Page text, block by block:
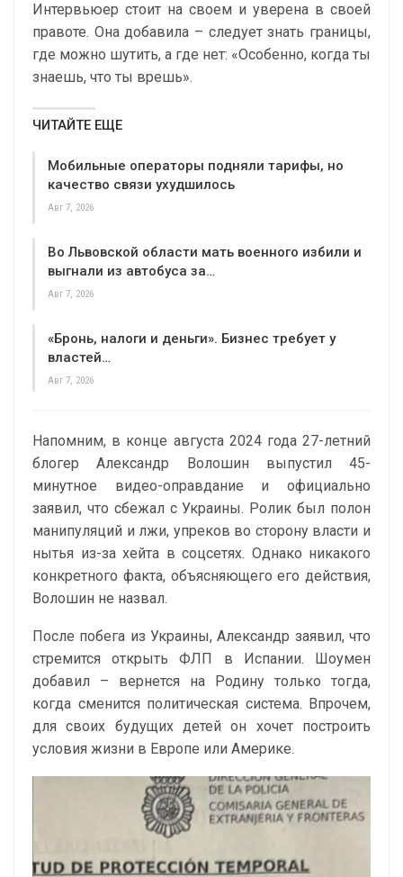
Интервьюер стоит на своем и уверена в своей
правоте. Она добавила – следует знать границы,
где можно шутить, а где нет: «Особенно, когда ты
знаешь, что ты врешь».
ЧИТАЙТЕ ЕЩЕ
Мобильные операторы подняли тарифы, но
качество связи ухудшилось
Авг 7, 2026
Во Львовской области мать военного избили и
выгнали из автобуса за…
Авг 7, 2026
«Бронь, налоги и деньги». Бизнес требует у
властей…
Авг 7, 2026
Напомним, в конце августа 2024 года 27-летний
блогер Александр Волошин выпустил 45-
минутное видео-оправдание и официально
заявил, что сбежал с Украины. Ролик был полон
манипуляций и лжи, упреков во сторону власти и
нытья из-за хейта в соцсетях. Однако никакого
конкретного факта, объясняющего его действия,
Волошин не назвал.
После побега из Украины, Александр заявил, что
стремится открыть ФЛП в Испании. Шоумен
добавил – вернется на Родину только тогда,
когда сменится политическая система. Впрочем,
для своих будущих детей он хочет построить
условия жизни в Европе или Америке.